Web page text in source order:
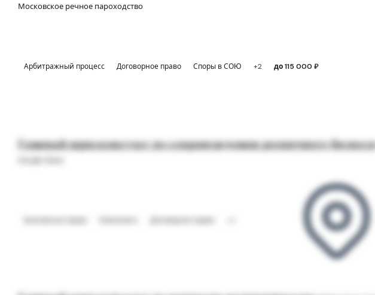
Московское речное пароходство
Арбитражный процесс Договорное право Споры в СОЮ +2 до 115 000 ₽
Главный юрисконсульт по сопровождению розничного бизнеса